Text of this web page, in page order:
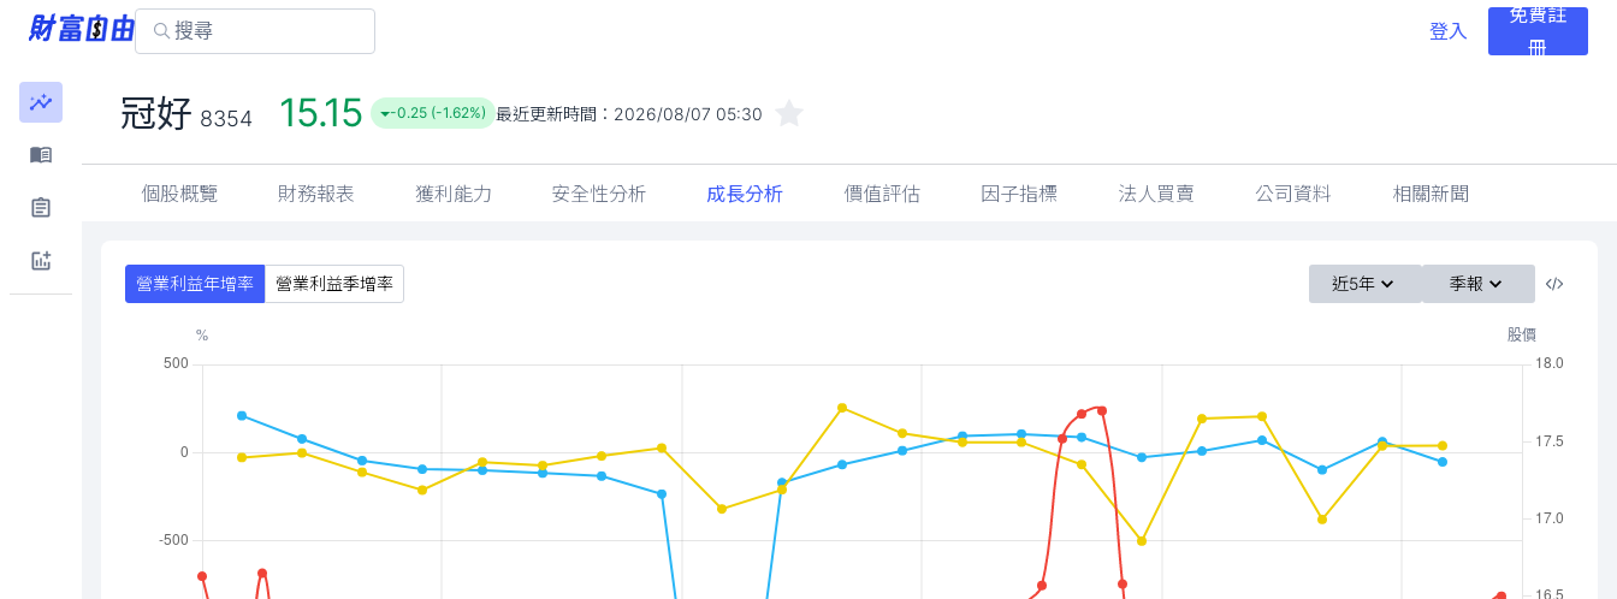
登入
免費註
冊
冠好 8354 15.15 -0.25 (-1.62%) 最近更新時間： 2026/08/07 05:30
個股概覽 財務報表 獲利能力 安全性分析 成長分析 價值評估 因子指標 法人買賣 公司資料 相關新聞
營業利益年增率 營業利益季增率 近5年 季報